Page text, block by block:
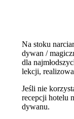
Na stoku
dywan /
dla
lekcji,
Jeśli nie
recepcji hotelu
dywanu.